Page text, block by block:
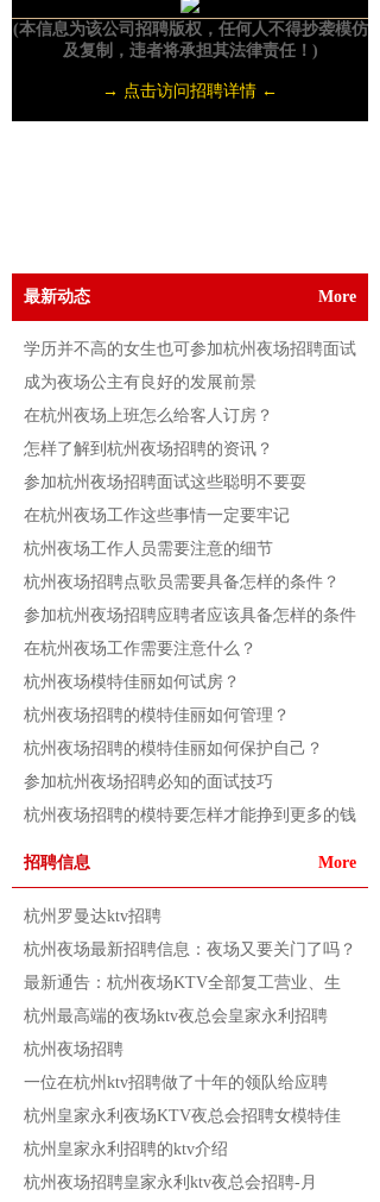
(本信息为该公司招聘版权，任何人不得抄袭模仿
及复制，违者将承担其法律责任！)
→ 点击访问招聘详情 ←
最新动态 More
学历并不高的女生也可参加杭州夜场招聘面试
成为夜场公主有良好的发展前景
在杭州夜场上班怎么给客人订房？
怎样了解到杭州夜场招聘的资讯？
参加杭州夜场招聘面试这些聪明不要耍
在杭州夜场工作这些事情一定要牢记
杭州夜场工作人员需要注意的细节
杭州夜场招聘点歌员需要具备怎样的条件？
参加杭州夜场招聘应聘者应该具备怎样的条件
在杭州夜场工作需要注意什么？
杭州夜场模特佳丽如何试房？
杭州夜场招聘的模特佳丽如何管理？
杭州夜场招聘的模特佳丽如何保护自己？
参加杭州夜场招聘必知的面试技巧
杭州夜场招聘的模特要怎样才能挣到更多的钱
招聘信息 More
杭州罗曼达ktv招聘
杭州夜场最新招聘信息：夜场又要关门了吗？
最新通告：杭州夜场KTV全部复工营业、生
杭州最高端的夜场ktv夜总会皇家永利招聘
杭州夜场招聘
一位在杭州ktv招聘做了十年的领队给应聘
杭州皇家永利夜场KTV夜总会招聘女模特佳
杭州皇家永利招聘的ktv介绍
杭州夜场招聘皇家永利ktv夜总会招聘-月